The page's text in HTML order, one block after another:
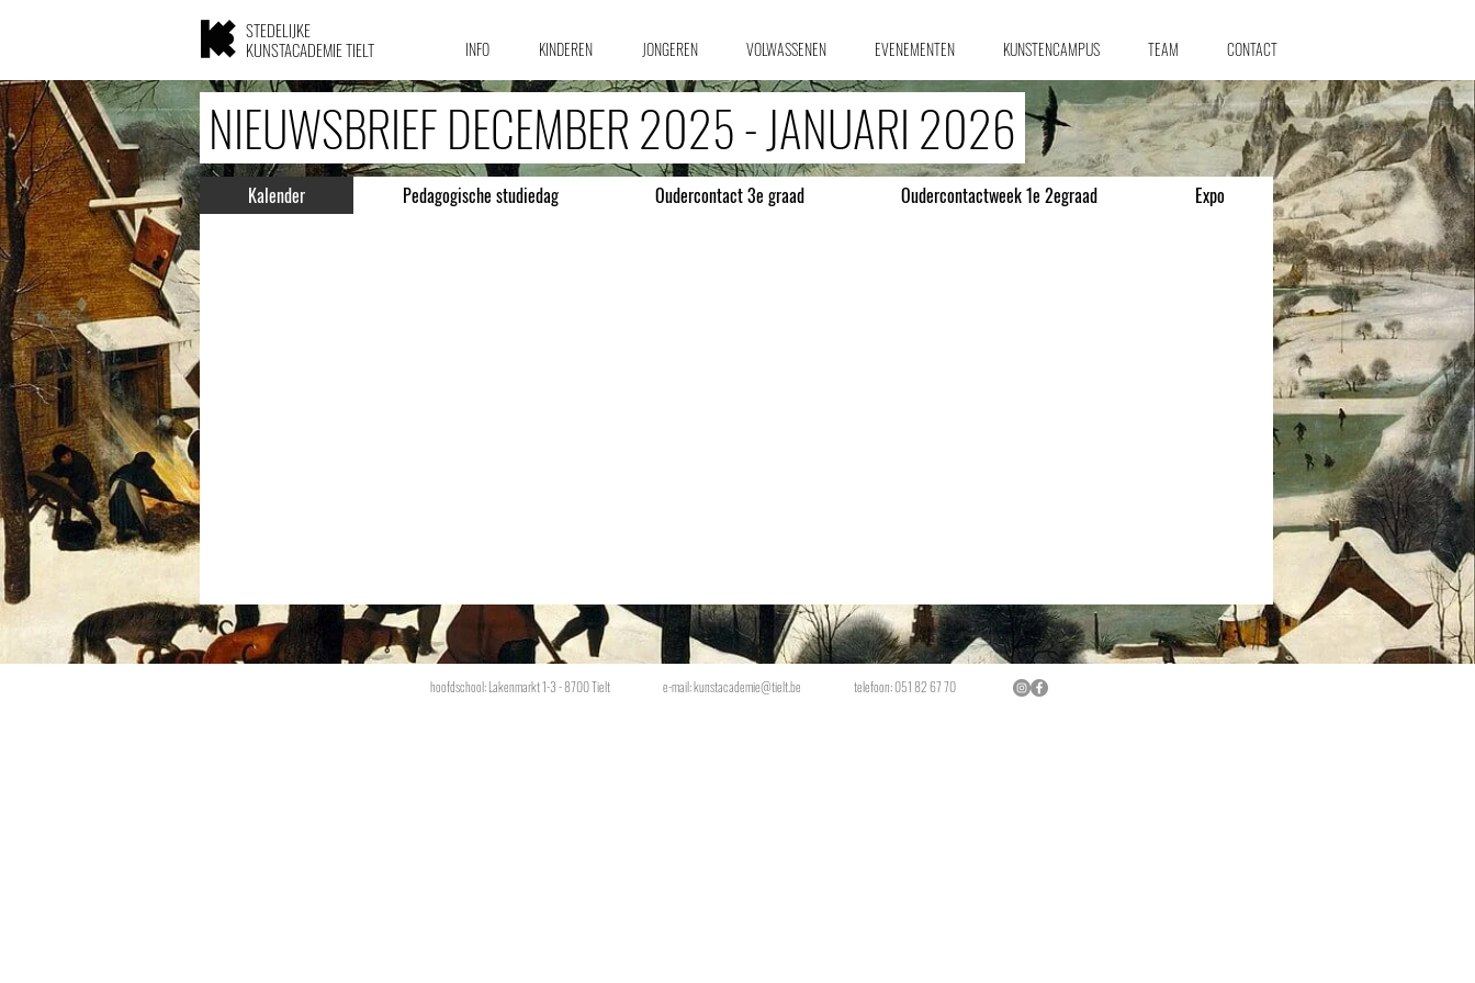
STEDELIJKE
KUNSTACADEMIE TIELT
INFO KINDEREN JONGEREN VOLWASSENEN EVENEMENTEN KUNSTENCAMPUS TEAM CONTACT
NIEUWSBRIEF DECEMBER 2025 - JANUARI 2026
Kalender Pedagogische studiedag Oudercontact 3e graad Oudercontactweek 1e 2egraad Expo
hoofdschool:Lakenmarkt 1-3 - 8700 Tielt e-mail:kunstacademie@tielt.be telefoon: 051 82 67 70